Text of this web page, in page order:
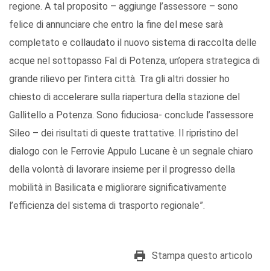
regione. A tal proposito – aggiunge l’assessore – sono
felice di annunciare che entro la fine del mese sarà
completato e collaudato il nuovo sistema di raccolta delle
acque nel sottopasso Fal di Potenza, un’opera strategica di
grande rilievo per l’intera città. Tra gli altri dossier ho
chiesto di accelerare sulla riapertura della stazione del
Gallitello a Potenza. Sono fiduciosa- conclude l’assessore
Sileo – dei risultati di queste trattative. Il ripristino del
dialogo con le Ferrovie Appulo Lucane è un segnale chiaro
della volontà di lavorare insieme per il progresso della
mobilità in Basilicata e migliorare significativamente
l’efficienza del sistema di trasporto regionale”.
Stampa questo articolo